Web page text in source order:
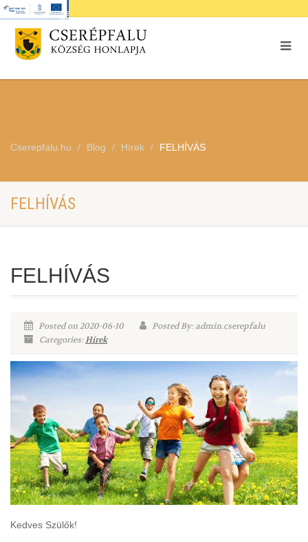
Cserepfalu.hu Blog Hírek FELHÍVÁS
FELHÍVÁS
FELHÍVÁS
Posted on 2020-06-10
Posted By: admin.cserepfalu
Categories:Hírek
Kedves Szülők!